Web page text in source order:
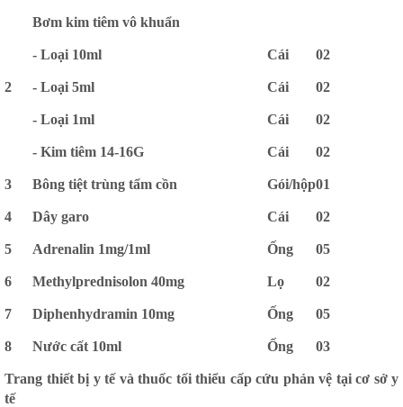
2
Bơm kim tiêm vô khuẩn
- Loại 10ml Cái 02
- Loại 5ml Cái 02
- Loại 1ml Cái 02
- Kim tiêm 14-16G Cái 02
3 Bông tiệt trùng tẩm cồn Gói/hộp01
4 Dây garo Cái 02
5 Adrenalin 1mg/1ml Ống 05
6 Methylprednisolon 40mg Lọ 02
7 Diphenhydramin 10mg Ống 05
8 Nước cất 10ml Ống 03
Trang thiết bị y tế và thuốc tối thiểu cấp cứu phản vệ tại cơ sở y
tế